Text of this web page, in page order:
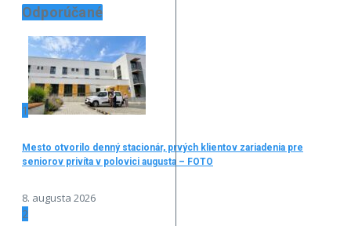
Odporúčané
1
Mesto otvorilo denný stacionár, prvých klientov zariadenia pre
seniorov privíta v polovici augusta – FOTO
8. augusta 2026
2